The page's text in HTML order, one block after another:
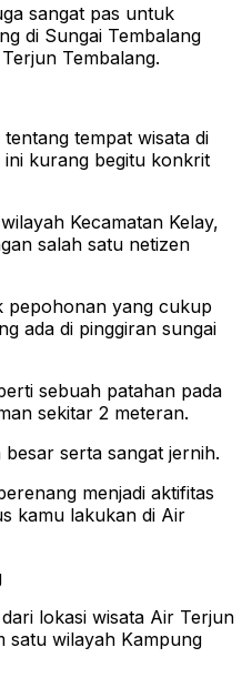
sangat pas untuk
di Sungai Tembalang
Tembalang.
tempat wisata di
kurang begitu konkrit
Kecamatan Kelay,
salah satu netizen
pepohonan yang cukup
ada di pinggiran sungai
sebuah patahan pada
sekitar 2 meteran.
serta sangat jernih.
menjadi aktifitas
kamu lakukan di Air
lokasi wisata Air Terjun
satu wilayah Kampung